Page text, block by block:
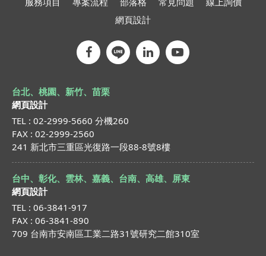
網頁設計
台北、桃園、新竹、苗栗
網頁設計
TEL : 02-2999-5660 分機260
FAX : 02-2999-2560
241 新北市三重區光復路一段88-8號8樓
台中、彰化、雲林、嘉義、台南、高雄、屏東
網頁設計
TEL : 06-3841-917
FAX : 06-3841-890
709 台南市安南區工業二路31號研究二館310室